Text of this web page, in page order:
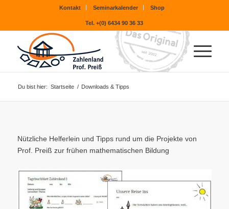
Kontakt Seminarkalender Shop
Tel. +(0) 6434 90 36 33
Du bist hier: Startseite / Downloads & Tipps
Nützliche Helferlein und Tipps rund um die Projekte von
Prof. Preiß zur frühen mathematischen Bildung